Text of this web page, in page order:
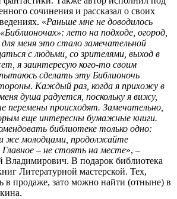
сочинения и рассказал о своих
«Раньше мне не доводилось
лето на подходе, огород,
меня это стало замечательной
с людьми, со зрителями, выход в
я заинтересую кого-то своим
сделать эту Библионочь
Каждый раз, когда я прихожу в
душа радуется, поскольку я вижу,
перемены происходят. Замечательно,
еще интересны бумажные книги.
библиотеке только одно:
же молодцами, продолжайте
Главное – не стоять на месте», –
Владимирович. В подарок библиотека
Литературной мастерской. Тех,
в продаже, зато можно найти (отныне) в